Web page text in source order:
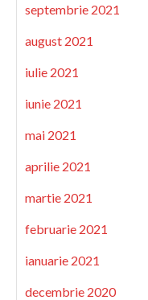
septembrie 2021
august 2021
iulie 2021
iunie 2021
mai 2021
aprilie 2021
martie 2021
februarie 2021
ianuarie 2021
decembrie 2020